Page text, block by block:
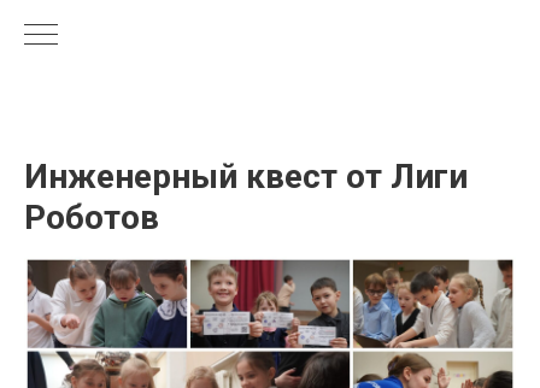
Инженерный квест от Лиги
Роботов